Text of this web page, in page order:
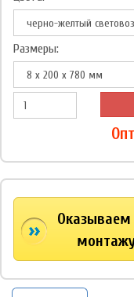
Размеры:
Оказываем